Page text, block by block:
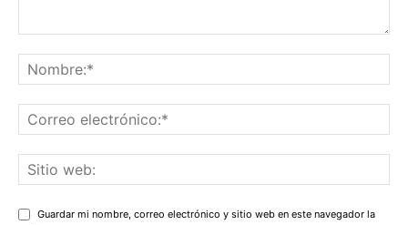
Guardar mi nombre, correo electrónico y sitio web en este navegador la